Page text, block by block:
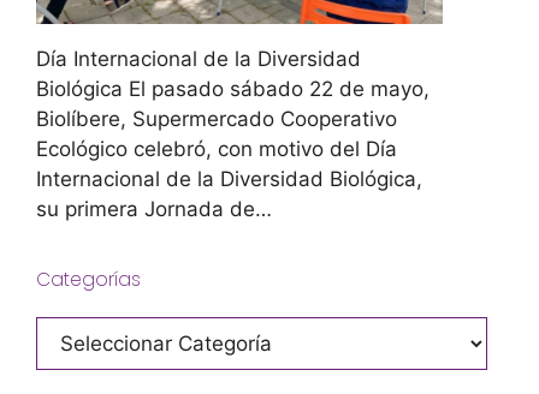
Día Internacional de la Diversidad
Biológica El pasado sábado 22 de mayo,
Biolíbere, Supermercado Cooperativo
Ecológico celebró, con motivo del Día
Internacional de la Diversidad Biológica,
su primera Jornada de…
Categorías
Categorías